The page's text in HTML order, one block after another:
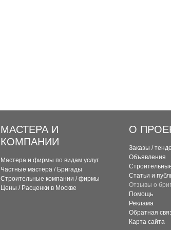
МАСТЕРА И
КОМПАНИИ
Мастера и фирмы по видам услуг
Частные мастера / Бригады
Строительные компании / фирмы
Цены / Расценки в Москве
О
Заказы /
Объявления
Статьи и
Отзывы о
Помощь
Реклама
Обратная
Карта сайта